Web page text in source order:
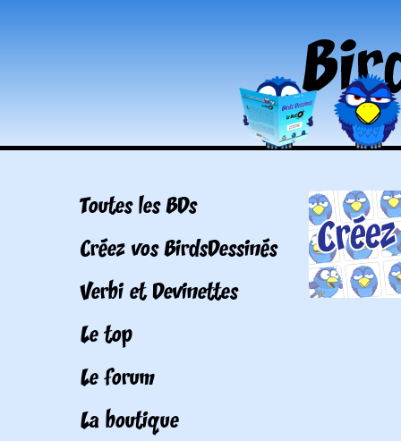
Toutes les BDs
Créez vos BirdsDessinés
Verbi et Devinettes
Le top
Le forum
La boutique